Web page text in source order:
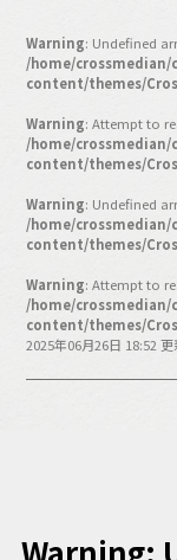
編集
人間
シンカ
バック
その他
業界ビ
プロフ
Warning: Undefined
/home/
content/themes/
Warning: Attempt to
/home/
content/themes/
Warning: Undefined
/home/
content/themes/
Warning: Attempt to
/home/
content/themes/
2025年06月26日 18:52 更
Warning: